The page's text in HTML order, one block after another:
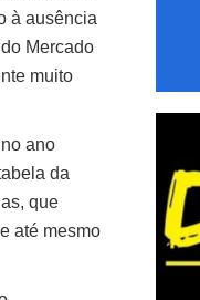
à ausência
Mercado
muito
ano
da
que
até mesmo